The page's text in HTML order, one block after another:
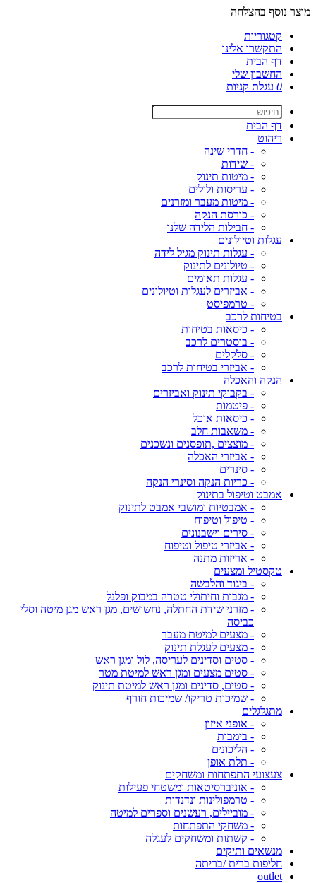
מוצר נוסף בהצלחה
קטגוריות
התקשרו אלינו
דף הבית
החשבון שלי
0 עגלת קניות
דף הבית
ריהוט
- חדרי שינה
- שידות
- מיטות תינוק
- עריסות ולולים
- מיטות מעבר ומזרנים
- כורסת הנקה
- חבילות הלידה שלנו
עגלות וטיולונים
- עגלות תינוק מגיל לידה
- טיולונים לתינוק
- עגלות תאומים
- אביזרים לעגלות וטיולונים
- טרמפיסט
בטיחות לרכב
- כיסאות בטיחות
- בוסטרים לרכב
- סלקלים
- אביזרי בטיחות לרכב
הנקה והאכלה
- בקבוקי תינוק ואביזרים
- פיטמות
- כיסאות אוכל
- משאבות חלב
- מוצצים ,תופסנים ונשכנים
- אביזרי האכלה
- סינרים
- כריות הנקה וסינרי הנקה
אמבט וטיפול בתינוק
- אמבטיות ומושבי אמבט לתינוק
- טיפול וטיפוח
- סירים וישבנונים
- אביזרי טיפול וטיפוח
- אריזות מתנה
טקסטיל ומצעים
- ביגוד והלבשה
- מגבות וחיתולי טטרה במבוק ופלנל
- מזרני שידת החתלה, נחשושים, מגן ראש מגן מיטה וסלי
כביסה
- מצעים למיטת מעבר
- מצעים לעגלת תינוק
- סטים וסדינים לעריסה, לול ומגן ראש
- סטים מצעים ומגן ראש למיטת מטר
- סטים, סדינים ומגן ראש למיטת תינוק
- שמיכות טריקו/ שמיכות חורף
מתגלגלים
- אופני איזון
- בימבות
- הליכונים
- תלת אופן
צעצועי התפתחות ומשחקים
- אוניברסיטאות ומשטחי פעילות
- טרמפולינות ונדנדות
- מוביילים, רעשנים וספרים למיטה
- משחקי התפתחות
- קשתות ומשחקים לעגלה
מנשאים ותיקים
חליפות ברית /בריתה
outlet